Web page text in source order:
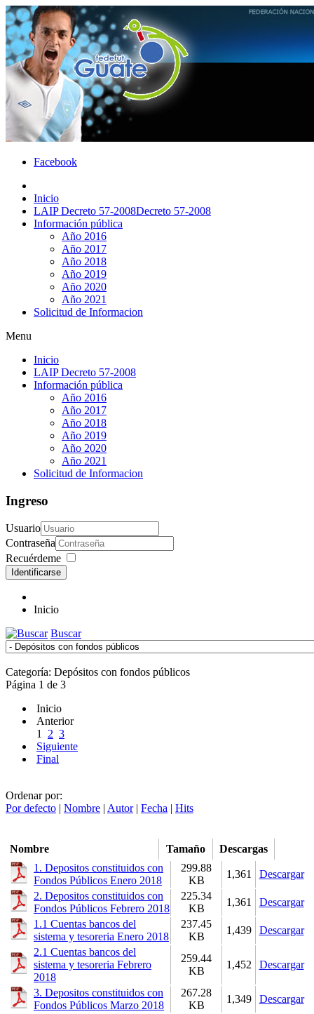
Facebook
Inicio
LAIP Decreto 57-2008Decreto 57-2008
Información pública
Año 2016
Año 2017
Año 2018
Año 2019
Año 2020
Año 2021
Solicitud de Informacion
Menu
Inicio
LAIP Decreto 57-2008
Información pública
Año 2016
Año 2017
Año 2018
Año 2019
Año 2020
Año 2021
Solicitud de Informacion
Ingreso
Usuario
Contraseña
Recuérdeme
Identificarse
Inicio
Buscar
Categoría: Depósitos con fondos públicos
Página 1 de 3
Inicio
Anterior
1 2 3
Siguiente
Final
Ordenar por:
Por defecto | Nombre | Autor| Fecha | Hits
Nombre Tamaño
Descargas
1. Depositos constituidos con
Fondos Públicos Enero 2018
299.88
KB
1,361
Descargar
2. Depositos constituidos con
Fondos Públicos Febrero 2018
225.34
KB
1,361
Descargar
1.1 Cuentas bancos del
sistema y tesoreria Enero 2018
237.45
KB
1,439
Descargar
2.1 Cuentas bancos del
sistema y tesoreria Febrero
2018
259.44
KB
1,452 Descargar
3. Depositos constituidos con
Fondos Públicos Marzo 2018
267.28
KB
1,349
Descargar